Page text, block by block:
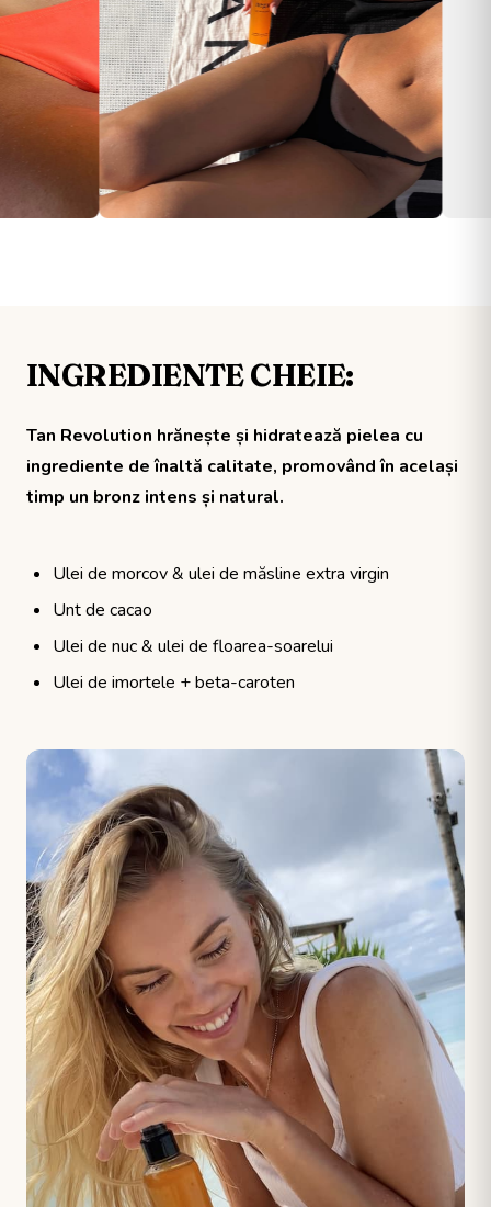
INGREDIENTE CHEIE:
Tan Revolution hrănește și hidratează pielea cu
ingrediente de înaltă calitate, promovând în același
timp un bronz intens și natural.
Ulei de morcov & ulei de măsline extra virgin
Unt de cacao
Ulei de nuc & ulei de floarea-soarelui
Ulei de imortele + beta-caroten